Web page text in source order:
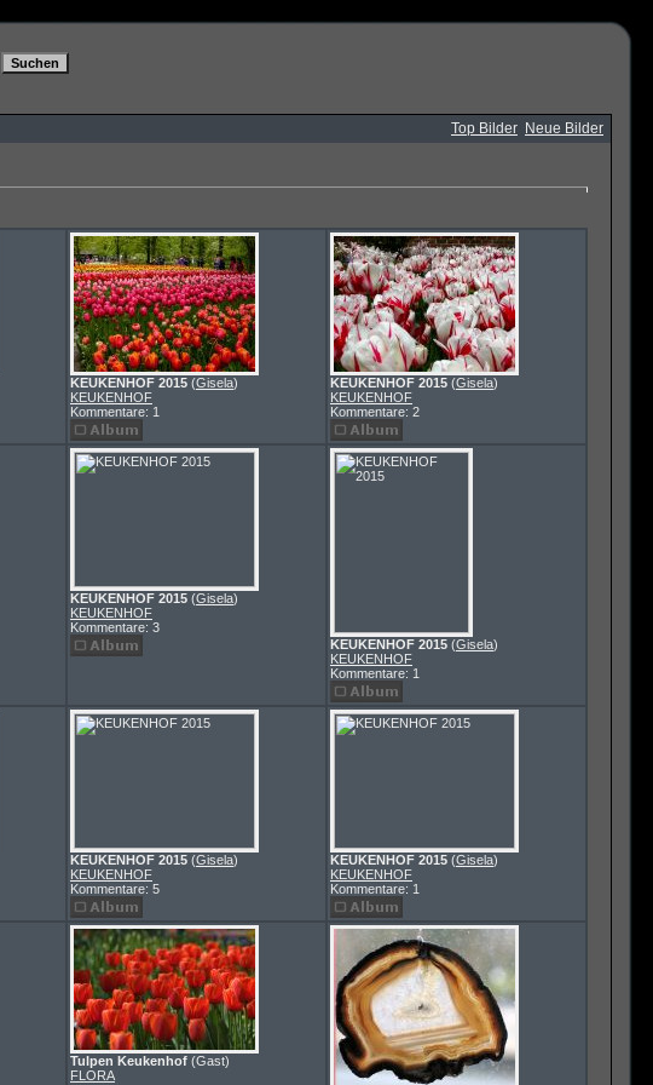
Top Bilder Neue Bilder
KEUKENHOF 2015 (Gisela)
KEUKENHOF
Kommentare: 1
KEUKENHOF 2015 (Gisela)
KEUKENHOF
Kommentare: 2
KEUKENHOF 2015 (Gisela)
KEUKENHOF
Kommentare: 3
KEUKENHOF 2015 (Gisela)
KEUKENHOF
Kommentare: 1
KEUKENHOF 2015 (Gisela)
KEUKENHOF
Kommentare: 5
KEUKENHOF 2015 (Gisela)
KEUKENHOF
Kommentare: 1
Tulpen Keukenhof (Gast)
FLORA